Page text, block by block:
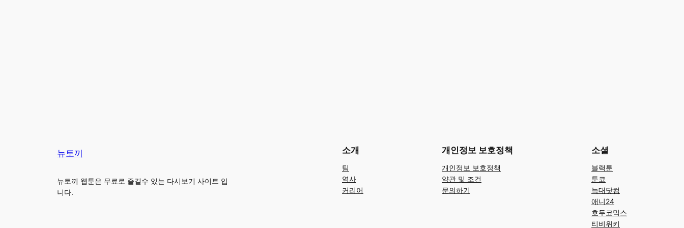
뉴토끼
뉴토끼 웹툰은 무료로 즐길수 있는 다시보기 사이트 입
니다.
소개
팀
역사
커리어
개인정보 보호정책
개인정보 보호정책
약관 및 조건
문의하기
소셜
블랙툰
툰코
늑대닷컴
애니24
호두코믹스
티비위키